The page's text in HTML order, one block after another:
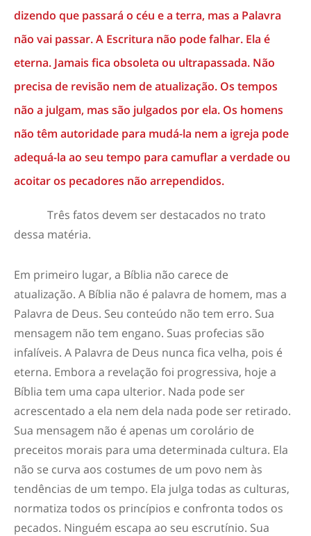
dizendo que passará o céu e a terra, mas a Palavra
não vai passar. A Escritura não pode falhar. Ela é
eterna. Jamais fica obsoleta ou ultrapassada. Não
precisa de revisão nem de atualização. Os tempos
não a julgam, mas são julgados por ela. Os homens
não têm autoridade para mudá-la nem a igreja pode
adequá-la ao seu tempo para camuflar a verdade ou
acoitar os pecadores não arrependidos.
Três fatos devem ser destacados no trato
dessa matéria.
Em primeiro lugar, a Bíblia não carece de
atualização. A Bíblia não é palavra de homem, mas a
Palavra de Deus. Seu conteúdo não tem erro. Sua
mensagem não tem engano. Suas profecias são
infalíveis. A Palavra de Deus nunca fica velha, pois é
eterna. Embora a revelação foi progressiva, hoje a
Bíblia tem uma capa ulterior. Nada pode ser
acrescentado a ela nem dela nada pode ser retirado.
Sua mensagem não é apenas um corolário de
preceitos morais para uma determinada cultura. Ela
não se curva aos costumes de um povo nem às
tendências de um tempo. Ela julga todas as culturas,
normatiza todos os princípios e confronta todos os
pecados. Ninguém escapa ao seu escrutínio. Sua